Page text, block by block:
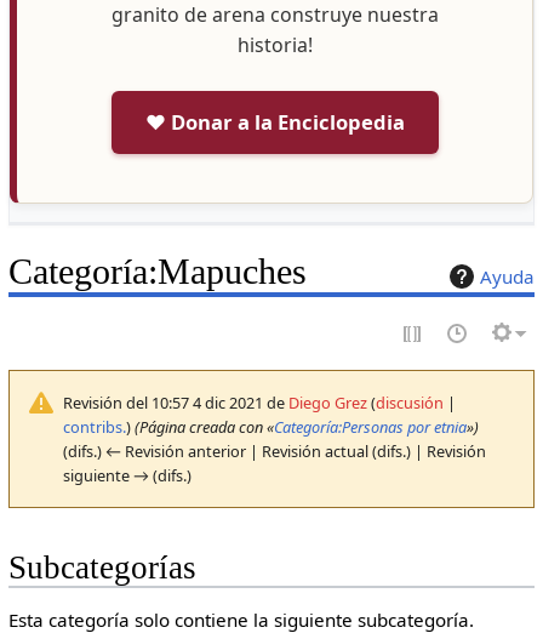
granito de arena construye nuestra
historia!
❤️ Donar a la Enciclopedia
Ayuda
Categoría:Mapuches
Revisión del 10:57 4 dic 2021 de Diego Grez(discusión |
contribs.)(Página creada con «Categoría:Personas por etnia»)
(difs.) ← Revisión anterior | Revisión actual (difs.) | Revisión
siguiente → (difs.)
Subcategorías
Esta categoría solo contiene la siguiente subcategoría.